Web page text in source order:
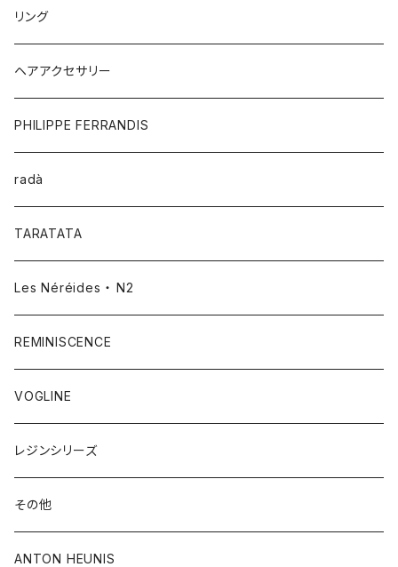
リング
ヘアアクセサリー
PHILIPPE FERRANDIS
radà
TARATATA
Les Néréides ・ N2
REMINISCENCE
VOGLINE
レジンシリーズ
その他
ANTON HEUNIS